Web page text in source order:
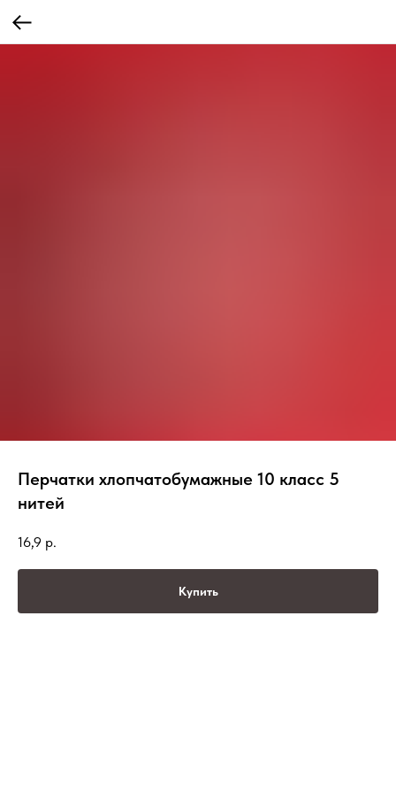
Перчатки хлопчатобумажные 10 класс 5
нитей
16,9 р.
Купить